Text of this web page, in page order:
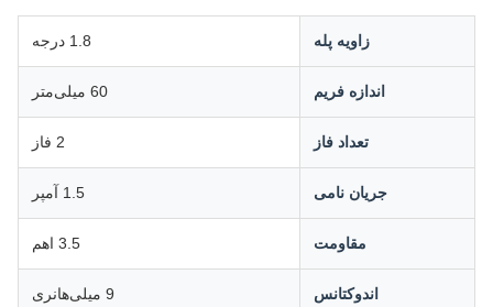
زاویه پله 1.8 درجه
اندازه فریم 60 میلی‌متر
تعداد فاز
جریان نامی 1.5 آمپر
مقاومت 3.5 اهم
اندوکتانس